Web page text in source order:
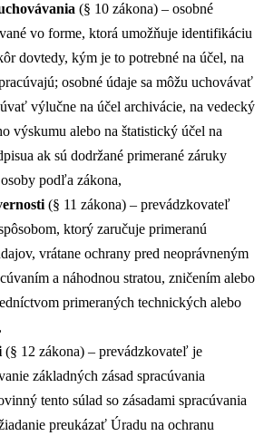
(§ 10 zákona) – osobné
vo forme, ktorá umožňuje identifikáciu
dovtedy, kým je to potrebné na účel, na
osobné údaje sa môžu uchovávať
výlučne na účel archivácie, na vedecký
výskumu alebo na štatistický účel na
ak sú dodržané primerané záruky
podľa zákona,
(§ 11 zákona) – prevádzkovateľ
ktorý zaručuje primeranú
vrátane ochrany pred neoprávneným
a náhodnou stratou, zničením alebo
primeraných technických alebo
(§ 12 zákona) – prevádzkovateľ je
základných zásad spracúvania
tento súlad so zásadami spracúvania
preukázať Úradu na ochranu